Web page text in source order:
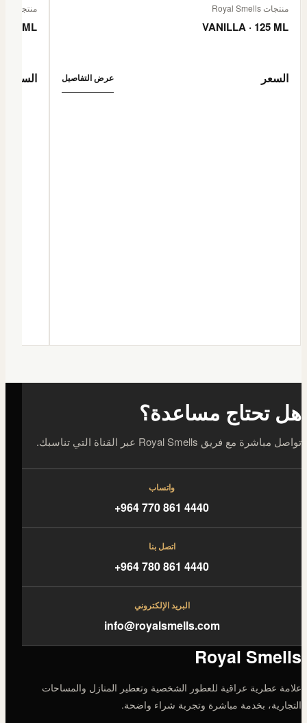
منتجات Royal Smells
VANILLA · 125 ML
السعر عرض التفاصيل
منتجات Royal Smells
ML
السعر
هل تحتاج مساعدة؟
تواصل مباشرة مع فريق Royal Smells عبر القناة التي تناسبك.
واتساب
+964 770 861 4440
اتصل بنا
+964 780 861 4440
البريد الإلكتروني
info@royalsmells.com
Royal Smells
علامة عطرية عراقية للعطور الشخصية وتعطير المنازل والمساحات
التجارية، بخدمة مباشرة وتجربة شراء واضحة.